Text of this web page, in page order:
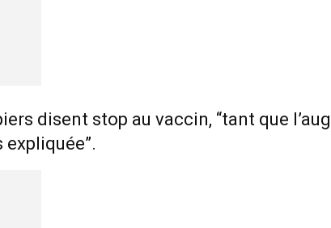
disent stop au vaccin, “tant que